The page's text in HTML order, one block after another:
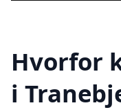
Hvorfor
i